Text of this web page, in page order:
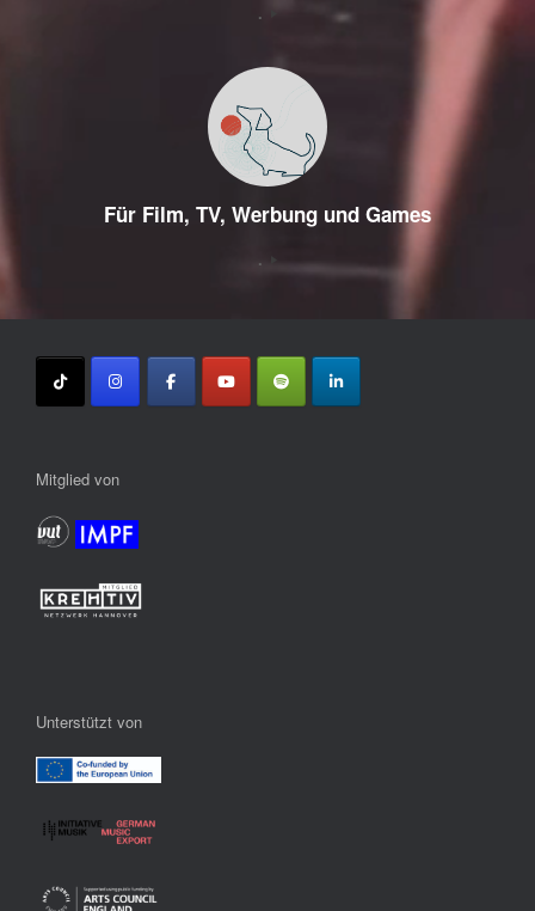
.
Für Film, TV, Werbung und Games
.
Mitglied von
Unterstützt von